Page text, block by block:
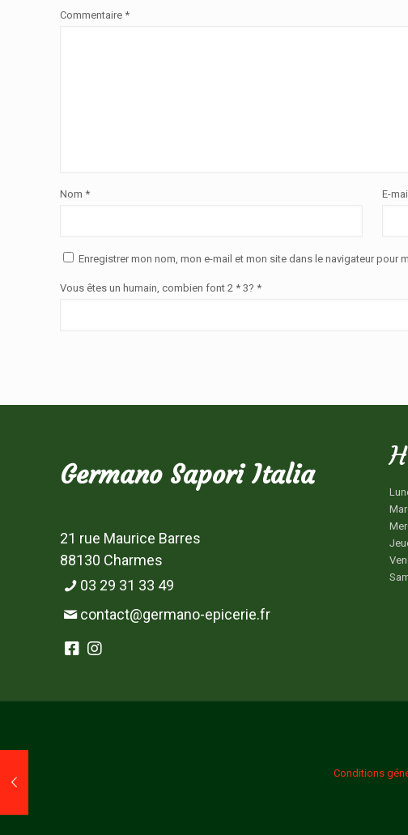
Commentaire *
Nom * E-mail
Enregistrer mon nom, mon e-mail et mon site dans le navigateur pour
Vous êtes un humain, combien font 2 * 3? *
Germano Sapori Italia
21 rue Maurice Barres
88130 Charmes
03 29 31 33 49
contact@germano-epicerie.fr
Conditions